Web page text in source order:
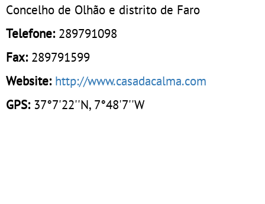
Concelho de Olhão e distrito de Faro
Telefone: 289791098
Fax: 289791599
Website: http://www.casadacalma.com
GPS:37°7'22''N, 7°48'7''W